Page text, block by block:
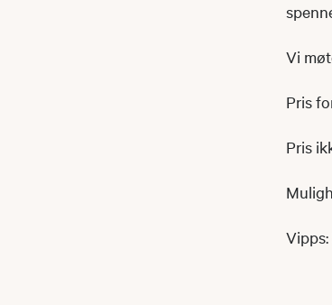
Vi
Pris
Pris
Vipps: